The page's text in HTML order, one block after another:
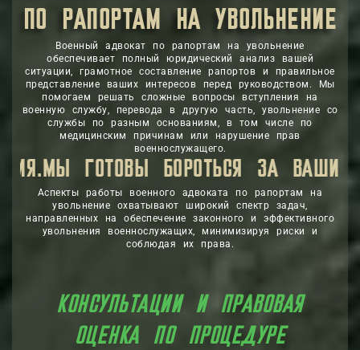
ПО РАПОРТАМ НА УВОЛЬНЕНИЕ
Военный адвокат по рапортам на увольнение
обеспечивает полный юридический анализ вашей
ситуации, грамотное составление рапортов и правильное
представление ваших интересов перед руководством. Мы
помогаем решать сложные вопросы вступления на
военную службу, перевода в другую часть, увольнение со
службы по разным основаниям, в том числе по
медицинским причинам или нарушение прав
военнослужащего.
ЗА ВАШИ ПРАВА,
Аспекты работы военного адвоката по рапортам на
увольнение охватывают широкий спектр задач,
направленных на обеспечение законного и эффективного
увольнения военнослужащих, минимизируя риски и
соблюдая их права.
ПО